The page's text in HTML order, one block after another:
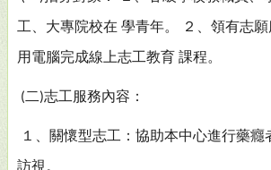
工、大專院校在 學青年。
２、領有志
用電腦完成線上志工教育 課程。
(二)志工服務內容：
１、關懷型志工：協助本中心進行藥癮
訪視。